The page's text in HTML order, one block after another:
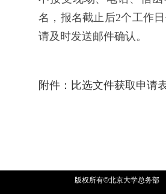
名，报名截止后2个工作
请及时发送邮件确认。
附件：比选文件获取申请
版权所有©北京大学总务部